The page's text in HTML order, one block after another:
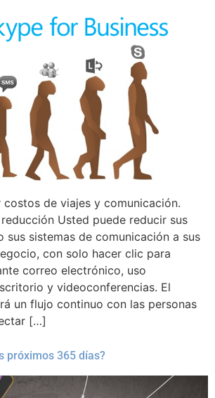
costos de viajes y comunicación.
Usted puede reducir sus
sus sistemas de comunicación a sus
con solo hacer clic para
correo electrónico, uso
y videoconferencias. El
un flujo continuo con las personas
[…]
próximos 365 días?